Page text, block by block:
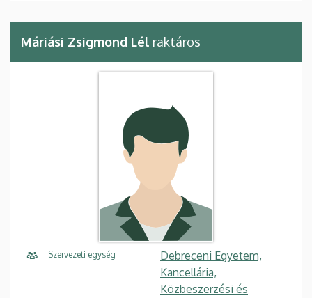
Máriási Zsigmond Lél raktáros
Szervezeti egység
Debreceni Egyetem,
Kancellária,
Közbeszerzési és